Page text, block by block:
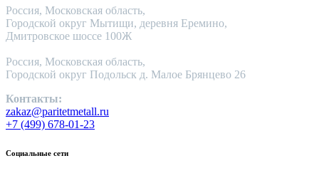
Россия, Московская область,
Городской округ Мытищи, деревня Еремино,
Дмитровское шоссе 100Ж
Россия, Московская область,
Городской округ Подольск д. Малое Брянцево 26
Контакты:
zakaz@paritetmetall.ru
+7 (499) 678-01-23
Социальные сети